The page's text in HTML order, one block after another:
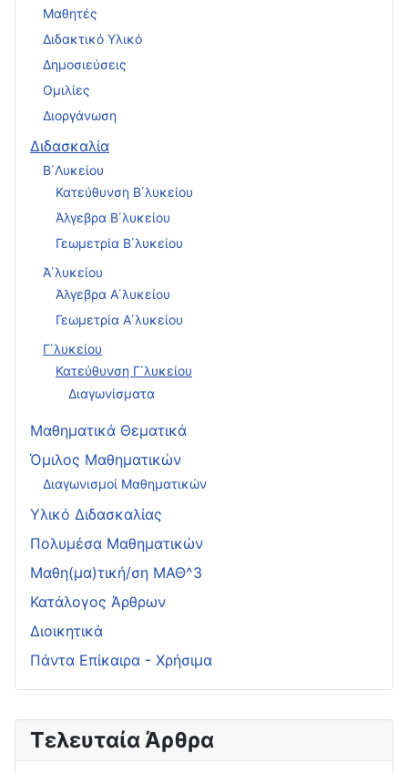
Τελευταία Άρθρα
Μαθητές
Διδακτικό Υλικό
Δημοσιεύσεις
Ομιλίες
Διοργάνωση
Διδασκαλία
Β΄Λυκείου
Κατεύθυνση Β΄λυκείου
Άλγεβρα Β΄λυκείου
Γεωμετρία Β΄λυκείου
Ά΄λυκείου
Άλγεβρα Α΄λυκείου
Γεωμετρία Α΄λυκείου
Γ΄λυκείου
Κατεύθυνση Γ΄λυκείου
Διαγωνίσματα
Μαθηματικά Θεματικά
Όμιλος Μαθηματικών
Διαγωνισμοί Μαθηματικών
Υλικό Διδασκαλίας
Πολυμέσα Μαθηματικών
Μαθη(μα)τική/ση ΜΑΘ^3
Κατάλογος Άρθρων
Διοικητικά
Πάντα Επίκαιρα - Χρήσιμα